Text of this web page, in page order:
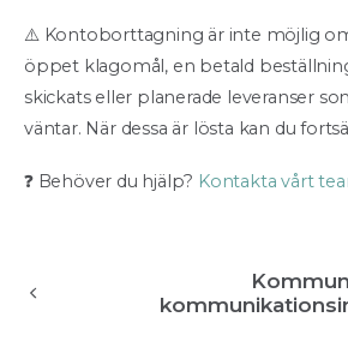
⚠️ Kontoborttagning är inte möjlig
öppet klagomål, en betald
skickats eller planerade leveranser
väntar. När dessa är lösta kan du
❓ Behöver du hjälp? Kontakta vårt